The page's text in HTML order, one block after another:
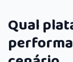
Qual